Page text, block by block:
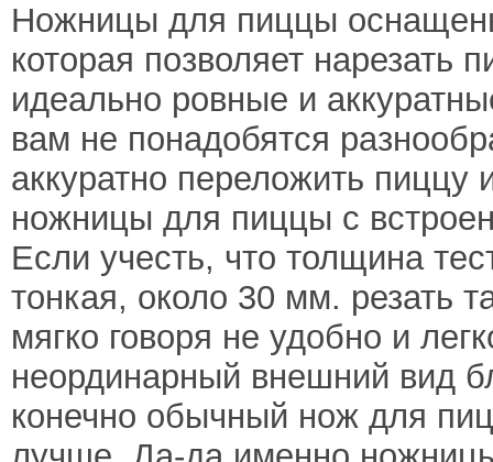
Ножницы для пиццы
которая позволяет нарезать
идеально ровные и
вам не понадобятся
аккуратно переложить
ножницы для пиццы с
Если учесть, что толщина
тонкая, около 30 мм. резать
мягко говоря не удобно и
неординарный внешний вид
конечно обычный нож для